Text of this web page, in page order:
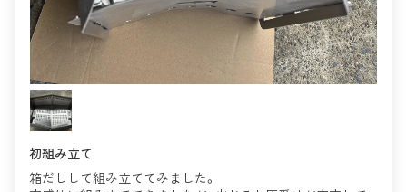
初組み立て
箱だしして組み立ててみました。